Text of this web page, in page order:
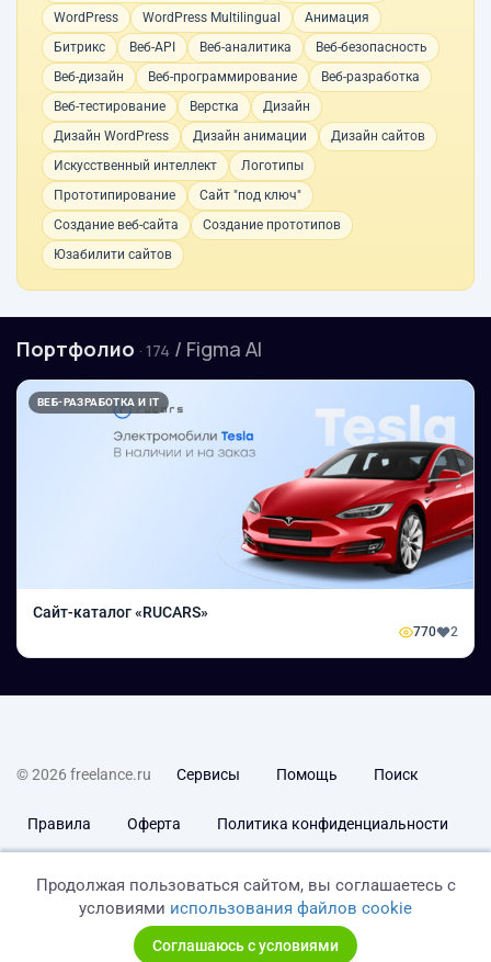
WordPress
WordPress Multilingual
Анимация
Битрикс
Веб-API Веб-аналитика
Веб-безопасность
Веб-дизайн
Веб-программирование
Веб-разработка
Веб-тестирование
Верстка
Дизайн
Дизайн WordPress
Дизайн анимации
Дизайн сайтов
Искусственный интеллект
Логотипы
Прототипирование
Сайт "под ключ"
Создание веб-сайта
Создание прототипов
Юзабилити сайтов
Портфолио · 174 / Figma AI
ВЕБ-РАЗРАБОТКА И IT
Сайт-каталог «RUCARS»
770 2
© 2026 freelance.ru Сервисы Помощь Поиск
Правила Оферта Политика конфиденциальности
Продолжая пользоваться сайтом, вы соглашаетесь с
условиями использования файлов cookie
Соглашаюсь с условиями